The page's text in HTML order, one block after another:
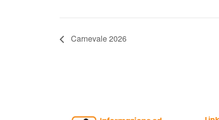
Carnevale 2026